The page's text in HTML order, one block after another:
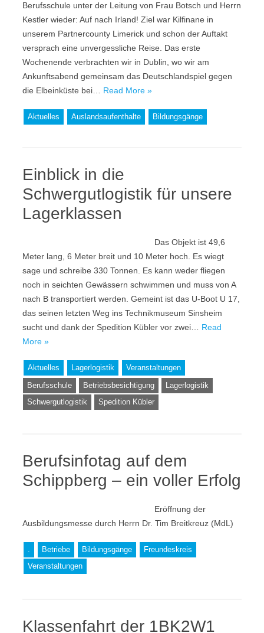
Berufsschule unter der Leitung von Frau Botsch und Herrn
Kestler wieder: Auf nach Irland! Ziel war Kilfinane in
unserem Partnercounty Limerick und schon der Auftakt
versprach eine unvergessliche Reise. Das erste
Wochenende verbrachten wir in Dublin, wo wir am
Ankunftsabend gemeinsam das Deutschlandspiel gegen
die Elbeinküste bei… Read More »
Aktuelles Auslandsaufenthalte Bildungsgänge
Einblick in die
Schwergutlogistik für unsere
Lagerklassen
Das Objekt ist 49,6
Meter lang, 6 Meter breit und 10 Meter hoch. Es wiegt
sage und schreibe 330 Tonnen. Es kann weder fliegen
noch in seichten Gewässern schwimmen und muss von A
nach B transportiert werden. Gemeint ist das U-Boot U 17,
das seinen letzten Weg ins Technikmuseum Sinsheim
sucht und dank der Spedition Kübler vor zwei… Read
More »
Aktuelles Lagerlogistik
Veranstaltungen
Berufsschule
Betriebsbesichtigung
Lagerlogistik
Schwergutlogistik
Spedition Kübler
Berufsinfotag auf dem
Schippberg – ein voller Erfolg
Eröffnung der
Ausbildungsmesse durch Herrn Dr. Tim Breitkreuz (MdL)
. Betriebe Bildungsgänge
Freundeskreis
Veranstaltungen
Klassenfahrt der 1BK2W1